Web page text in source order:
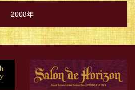
2008年